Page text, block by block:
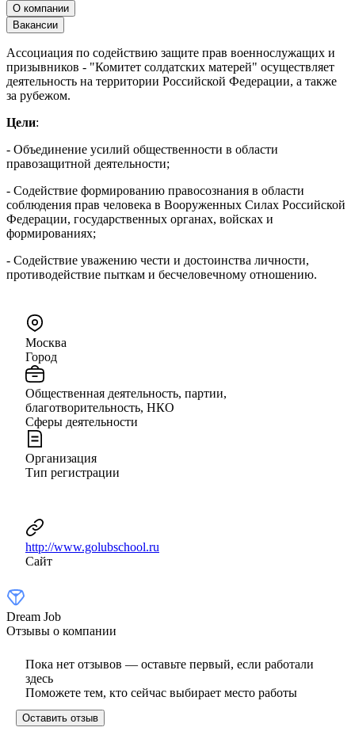
О компании
Вакансии
Ассоциация по содействию защите прав военнослужащих и
призывников - "Комитет солдатских матерей" осуществляет
деятельность на территории Российской Федерации, а также
за рубежом.
Цели:
- Объединение усилий общественности в области
правозащитной деятельности;
- Содействие формированию правосознания в области
соблюдения прав человека в Вооруженных Силах Российской
Федерации, государственных органах, войсках и
формированиях;
- Содействие уважению чести и достоинства личности,
противодействие пыткам и бесчеловечному отношению.
Москва
Город
Общественная деятельность, партии,
благотворительность, НКО
Сферы деятельности
Организация
Тип регистрации
http://www.golubschool.ru
Сайт
Dream Job
Отзывы о компании
Пока нет отзывов — оставьте первый, если работали
здесь
Поможете тем, кто сейчас выбирает место работы
Оставить отзыв